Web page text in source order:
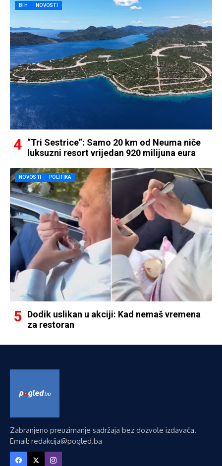
BIH NOVOSTI
“Tri Sestrice”: Samo 20 km od Neuma niče
luksuzni resort vrijedan 920 milijuna eura
NOVOSTI POLITIKA
Dodik uslikan u akciji: Kad nemaš vremena
za restoran
Zabranjeno preuzimanje sadržaja bez dozvole izdavača.
Email: redakcija@pogled.ba